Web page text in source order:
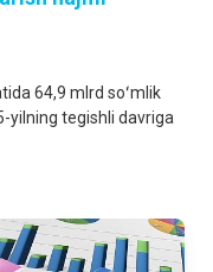
64,9 mlrd soʻmlik
yilning tegishli davriga